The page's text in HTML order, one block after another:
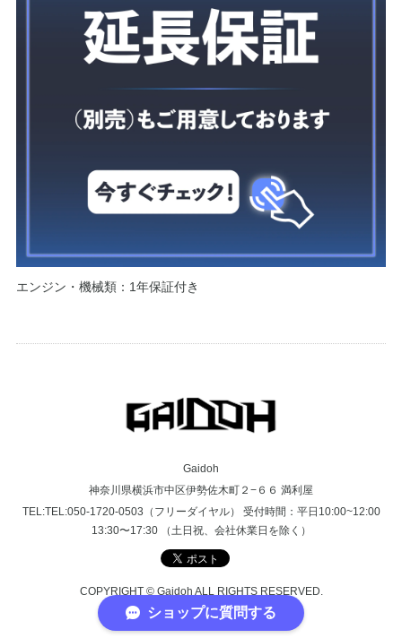
エンジン・機械類：1年保証付き
Gaidoh
神奈川県横浜市中区伊勢佐木町２−６６ 満利屋
TEL:TEL:050-1720-0503（フリーダイヤル） 受付時間：平日10:00~12:00
13:30〜17:30 （土日祝、会社休業日を除く）
COPYRIGHT © Gaidoh ALL RIGHTS RESERVED.
ショップに質問する